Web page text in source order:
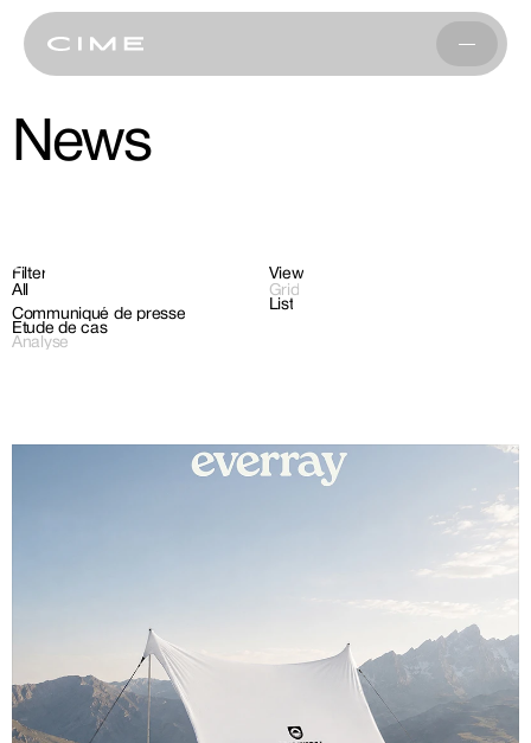
News
Filter
All
Communiqué de presse
Étude de cas
Analyse
View
Grid
List